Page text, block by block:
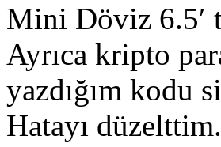
Mini Döviz 6.5′
Ayrıca kripto
yazdığım kodu
Hatayı